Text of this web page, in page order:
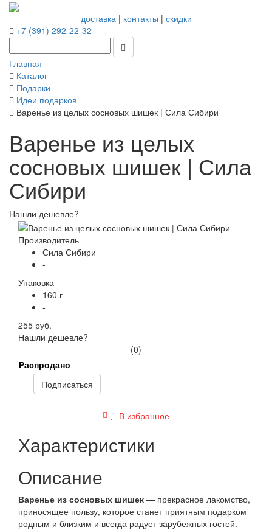
доставка| контакты | скидки
+7 (391) 292-22-32
Главная
Каталог
Подарки
Идеи подарков
Варенье из целых сосновых шишек | Сила Сибири
Варенье из целых
сосновых шишек | Сила
Сибири
Нашли дешевле?
Производитель
Сила Сибири
-
Упаковка
160 г
-
255 руб.
Нашли дешевле?
(0)
Распродано
Подписаться
В избранное
Характеристики
Описание
Варенье из сосновых шишек — прекрасное лакомство,
приносящее пользу, которое станет приятным подарком
родным и близким и всегда радует зарубежных гостей.